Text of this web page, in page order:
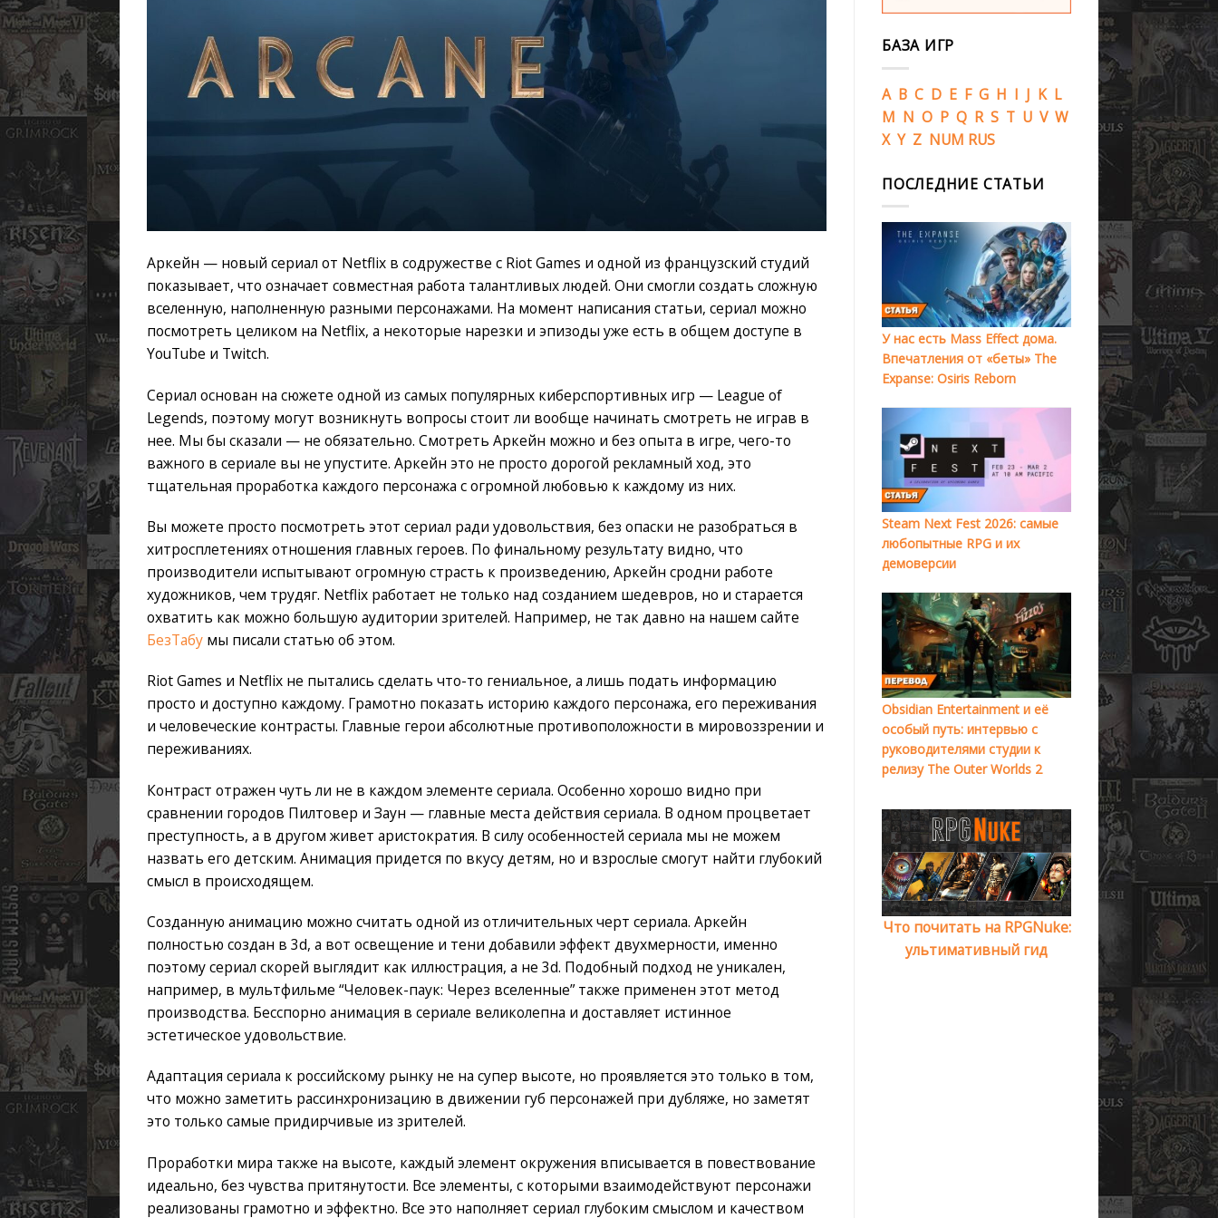
Аркейн — новый сериал от Netflix в содружестве с Riot Games и одной из французский студий
показывает, что означает совместная работа талантливых людей. Они смогли создать сложную
вселенную, наполненную разными персонажами. На момент написания статьи, сериал можно
посмотреть целиком на Netflix, а некоторые нарезки и эпизоды уже есть в общем доступе в
YouTube и Twitch.
Сериал основан на сюжете одной из самых популярных киберспортивных игр — League of
Legends, поэтому могут возникнуть вопросы стоит ли вообще начинать смотреть не играв в
нее. Мы бы сказали — не обязательно. Смотреть Аркейн можно и без опыта в игре, чего-то
важного в сериале вы не упустите. Аркейн это не просто дорогой рекламный ход, это
тщательная проработка каждого персонажа с огромной любовью к каждому из них.
Вы можете просто посмотреть этот сериал ради удовольствия, без опаски не разобраться в
хитросплетениях отношения главных героев. По финальному результату видно, что
производители испытывают огромную страсть к произведению, Аркейн сродни работе
художников, чем трудяг. Netflix работает не только над созданием шедевров, но и старается
охватить как можно большую аудитории зрителей. Например, не так давно на нашем сайте
БезТабу мы писали статью об этом.
Riot Games и Netflix не пытались сделать что-то гениальное, а лишь подать информацию
просто и доступно каждому. Грамотно показать историю каждого персонажа, его переживания
и человеческие контрасты. Главные герои абсолютные противоположности в мировоззрении и
переживаниях.
Контраст отражен чуть ли не в каждом элементе сериала. Особенно хорошо видно при
сравнении городов Пилтовер и Заун — главные места действия сериала. В одном процветает
преступность, а в другом живет аристократия. В силу особенностей сериала мы не можем
назвать его детским. Анимация придется по вкусу детям, но и взрослые смогут найти глубокий
смысл в происходящем.
Созданную анимацию можно считать одной из отличительных черт сериала. Аркейн
полностью создан в 3d, а вот освещение и тени добавили эффект двухмерности, именно
поэтому сериал скорей выглядит как иллюстрация, а не 3d. Подобный подход не уникален,
например, в мультфильме “Человек-паук: Через вселенные” также применен этот метод
производства. Бесспорно анимация в сериале великолепна и доставляет истинное
эстетическое удовольствие.
Адаптация сериала к российскому рынку не на супер высоте, но проявляется это только в том,
что можно заметить рассинхронизацию в движении губ персонажей при дубляже, но заметят
это только самые придирчивые из зрителей.
Проработки мира также на высоте, каждый элемент окружения вписывается в повествование
идеально, без чувства притянутости. Все элементы, с которыми взаимодействуют персонажи
реализованы грамотно и эффектно. Все это наполняет сериал глубоким смыслом и качеством
БАЗА ИГР
A B C D E F G H I J K L
M N O P Q R S T U V W
X Y Z NUM RUS
ПОСЛЕДНИЕ СТАТЬИ
У нас есть Mass Effect дома.
Впечатления от «беты» The
Expanse: Osiris Reborn
Steam Next Fest 2026: самые
любопытные RPG и их
демоверсии
Obsidian Entertainment и её
особый путь: интервью с
руководителями студии к
релизу The Outer Worlds 2
Что почитать на RPGNuke:
ультимативный гид